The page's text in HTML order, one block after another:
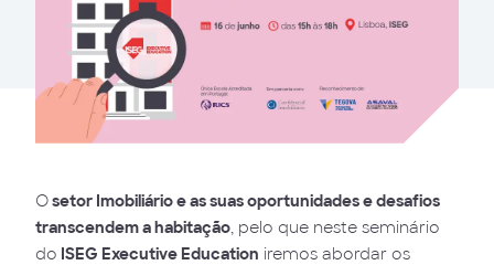
Osetor Imobiliário e as suas oportunidades e desafios
transcendem a habitação, pelo que neste seminário
do ISEG Executive Education iremos abordar os